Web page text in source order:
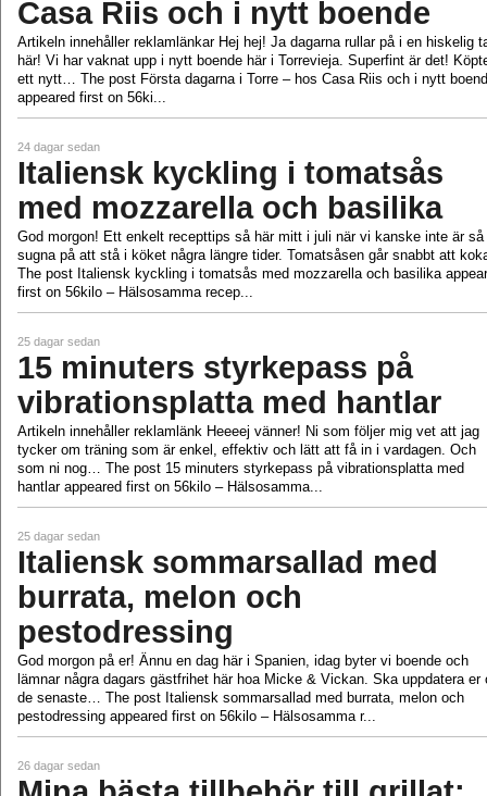
Casa Riis och i nytt boende
Artikeln innehåller reklamlänkar Hej hej! Ja dagarna rullar på i en hiskelig
här! Vi har vaknat upp i nytt boende här i Torrevieja. Superfint är det!
ett nytt… The post Första dagarna i Torre – hos Casa Riis och i nytt
appeared first on 56ki...
24 dagar sedan
Italiensk kyckling i tomatsås
med mozzarella och basilika
God morgon! Ett enkelt recepttips så här mitt i juli när vi kanske inte är så
sugna på att stå i köket några längre tider. Tomatsåsen går snabbt att
The post Italiensk kyckling i tomatsås med mozzarella och basilika
first on 56kilo – Hälsosamma recep...
25 dagar sedan
15 minuters styrkepass på
vibrationsplatta med hantlar
Artikeln innehåller reklamlänk Heeeej vänner! Ni som följer mig vet att jag
tycker om träning som är enkel, effektiv och lätt att få in i vardagen. Och
som ni nog… The post 15 minuters styrkepass på vibrationsplatta med
hantlar appeared first on 56kilo – Hälsosamma...
25 dagar sedan
Italiensk sommarsallad med
burrata, melon och
pestodressing
God morgon på er! Ännu en dag här i Spanien, idag byter vi boende och
lämnar några dagars gästfrihet här hoa Micke & Vickan. Ska uppdatera er
de senaste… The post Italiensk sommarsallad med burrata, melon och
pestodressing appeared first on 56kilo – Hälsosamma r...
26 dagar sedan